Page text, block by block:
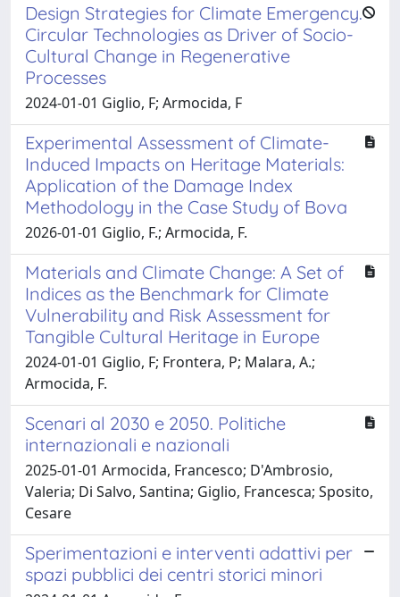
Design Strategies for Climate Emergency.
Circular Technologies as Driver of Socio-
Cultural Change in Regenerative
Processes
2024-01-01 Giglio, F; Armocida, F
Experimental Assessment of Climate-
Induced Impacts on Heritage Materials:
Application of the Damage Index
Methodology in the Case Study of Bova
2026-01-01 Giglio, F.; Armocida, F.
Materials and Climate Change: A Set of
Indices as the Benchmark for Climate
Vulnerability and Risk Assessment for
Tangible Cultural Heritage in Europe
2024-01-01 Giglio, F; Frontera, P; Malara, A.;
Armocida, F.
Scenari al 2030 e 2050. Politiche
internazionali e nazionali
2025-01-01 Armocida, Francesco; D'Ambrosio,
Valeria; Di Salvo, Santina; Giglio, Francesca; Sposito,
Cesare
Sperimentazioni e interventi adattivi per
spazi pubblici dei centri storici minori